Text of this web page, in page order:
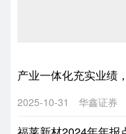
2025-10-31 华鑫证券